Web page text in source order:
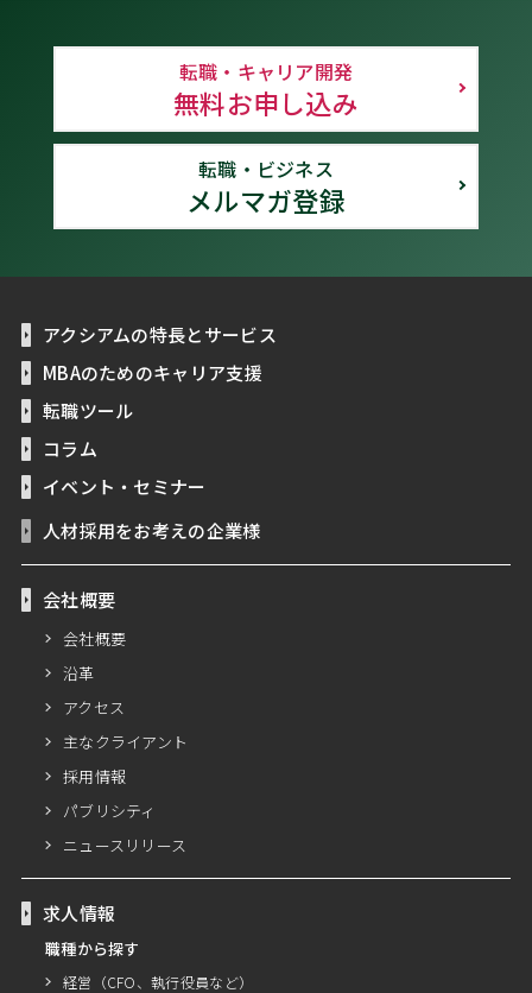
転職・キャリア開発
無料お申し込み
転職・ビジネス
メルマガ登録
アクシアムの特長とサービス
MBAのためのキャリア支援
転職ツール
コラム
イベント・セミナー
人材採用をお考えの企業様
会社概要
会社概要
沿革
アクセス
主なクライアント
採用情報
パブリシティ
ニュースリリース
求人情報
職種から探す
経営（CFO、執行役員など）